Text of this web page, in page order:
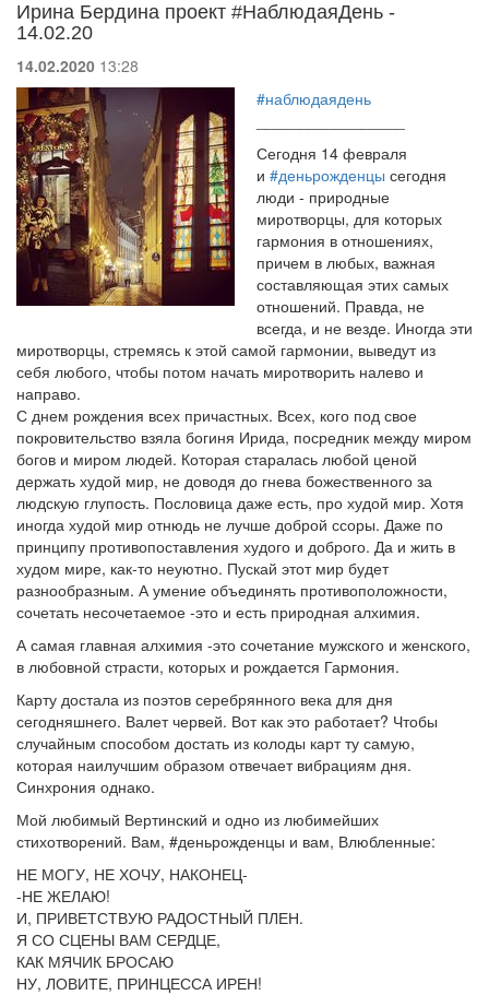
Ирина Бердина проект #НаблюдаяДень -
14.02.20
14.02.2020 13:28
#наблюдаядень
Сегодня 14 февраля
и #деньрожденцы сегодня
люди - природные
миротворцы, для которых
гармония в отношениях,
причем в любых, важная
составляющая этих самых
отношений. Правда, не
всегда, и не везде. Иногда эти
миротворцы, стремясь к этой самой гармонии, выведут из
себя любого, чтобы потом начать миротворить налево и
направо.
С днем рождения всех причастных. Всех, кого под свое
покровительство взяла богиня Ирида, посредник между миром
богов и миром людей. Которая старалась любой ценой
держать худой мир, не доводя до гнева божественного за
людскую глупость. Пословица даже есть, про худой мир. Хотя
иногда худой мир отнюдь не лучше доброй ссоры. Даже по
принципу противопоставления худого и доброго. Да и жить в
худом мире, как-то неуютно. Пускай этот мир будет
разнообразным. А умение объединять противоположности,
сочетать несочетаемое -это и есть природная алхимия.
А самая главная алхимия -это сочетание мужского и женского,
в любовной страсти, которых и рождается Гармония.
Карту достала из поэтов серебрянного века для дня
сегодняшнего. Валет червей. Вот как это работает? Чтобы
случайным способом достать из колоды карт ту самую,
которая наилучшим образом отвечает вибрациям дня.
Синхрония однако.
Мой любимый Вертинский и одно из любимейших
стихотворений. Вам, #деньрожденцы и вам, Влюбленные:
НЕ МОГУ, НЕ ХОЧУ, НАКОНЕЦ-
-НЕ ЖЕЛАЮ!
И, ПРИВЕТСТВУЮ РАДОСТНЫЙ ПЛЕН.
Я СО СЦЕНЫ ВАМ СЕРДЦЕ,
КАК МЯЧИК БРОСАЮ
НУ, ЛОВИТЕ, ПРИНЦЕССА ИРЕН!